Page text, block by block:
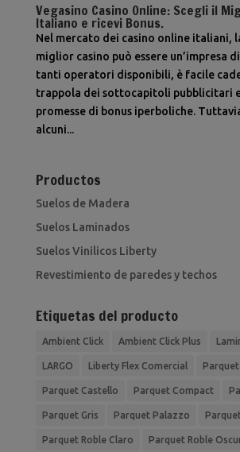
Vegasino Casino Online: Scegli il
Italiano e ricevi Bonus.
Nel mercato dei casino online italiani,
miglior casino può essere un’impresa
tanti operatori disponibili, è facile
trappola dei sottocapitoli pubblicitari
promesse di bonus iperboliche.
alcuni...
Productos
Suelos de Madera
Suelos Laminados
Suelos Vinilicos Liberty
Revestimiento de paredes y techos
Etiquetas del producto
Ambient Click Ambient Click Plus
LARGO Liberty Flex Comercial Parquet
Parquet Castello Parquet Compact
Parquet Gris Parquet Palazzo
Parquet Roble Claro Parquet Roble